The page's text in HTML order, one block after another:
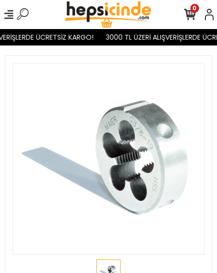
ÜCRETSİZ KARGO! 3000 TL ÜZERİ ALIŞVERİŞLERDE
0